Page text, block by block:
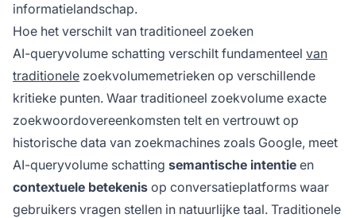
informatielandschap.
Hoe het verschilt van traditioneel zoeken
AI-queryvolume schatting verschilt fundamenteel van
traditionele zoekvolumemetrieken op verschillende
kritieke punten. Waar traditioneel zoekvolume exacte
zoekwoordovereenkomsten telt en vertrouwt op
historische data van zoekmachines zoals Google, meet
AI-queryvolume schatting semantische intentie en
contextuele betekenis op conversatieplatforms waar
gebruikers vragen stellen in natuurlijke taal. Traditionele